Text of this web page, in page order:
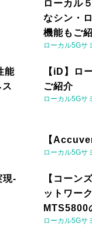
ローカル
なシン・
機能もご
ローカル5Gサ
能
【iD】ロ
ご紹介
ローカル5Gサ
【
ローカル5Gサ
現-
【コー
ットワー
MTS5800
ローカル5Gサ